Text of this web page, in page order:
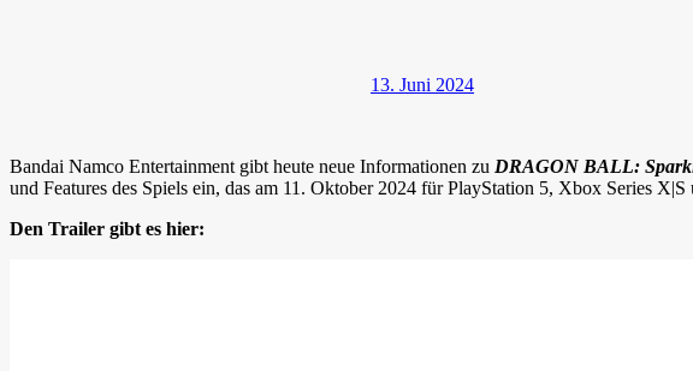
13. Juni 2024
Bandai Namco Entertainment gibt heute neue Informationen zu DRAGON BALL:
und Features des Spiels ein, das am 11. Oktober 2024 für PlayStation 5, Xbox Series X|S
Den Trailer gibt es hier: